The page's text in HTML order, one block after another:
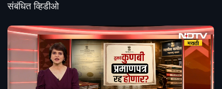
संबंधित व्हिडीओ